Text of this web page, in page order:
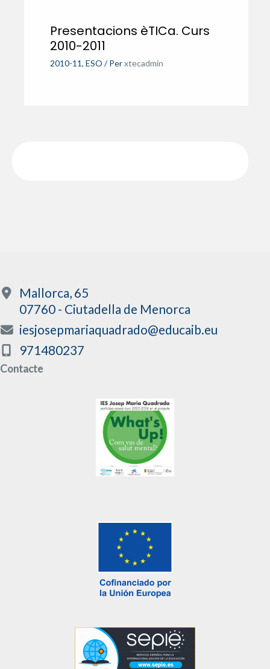
Presentacions èTICa. Curs
2010-2011
2010-11, ESO / Per xtecadmin
Mallorca, 65
07760 - Ciutadella de Menorca
iesjosepmariaquadrado@educaib.eu
971480237
Contacte